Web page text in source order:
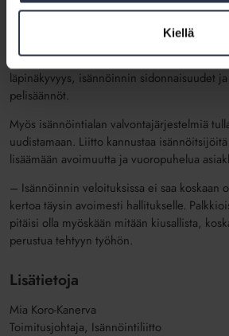
Kiellä
– Uudistuvissa ohjeissa käsitellään asioita,
luotettavuuden suurimpiin riskeihin ja
esimerkiksi hinnankorotuksista sopimiset,
läpinäkyvyys, isännöinnin sidonnaisuudet
pelisäännöt.
Myös isännöintialan valvontajärjestelmiä
uudistamaan. Liitto kannustaa
lisäämään avoimuutta ja vuoropuhelua
– Isännöinnin veloituksissa ei saa koskaan
kertoa täysin avoimesti hallitukselle.
pitäisi olla myöskään mitään kiusallista,
perustua tehtyyn työhön.
Lisätietoja
Mia Koro-Kanerva
Toimitusjohtaja, Isännöintiliitto